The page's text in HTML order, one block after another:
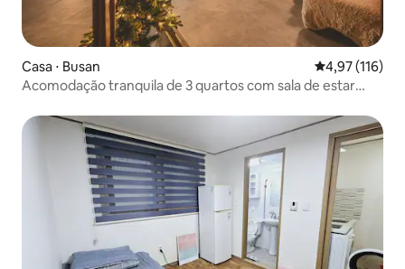
Casa ⋅ Busan 4,97 de uma
4,97 (116)
Acomodação tranquila de 3 quartos com sala de estar
de Busan, para até 8 pessoas